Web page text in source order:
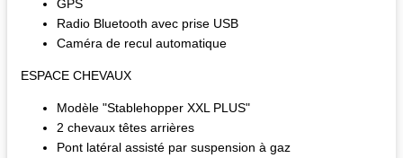
GPS
Radio Bluetooth avec prise USB
Caméra de recul automatique
ESPACE CHEVAUX
Modèle "Stablehopper XXL PLUS"
2 chevaux têtes arrières
Pont latéral assisté par suspension à gaz